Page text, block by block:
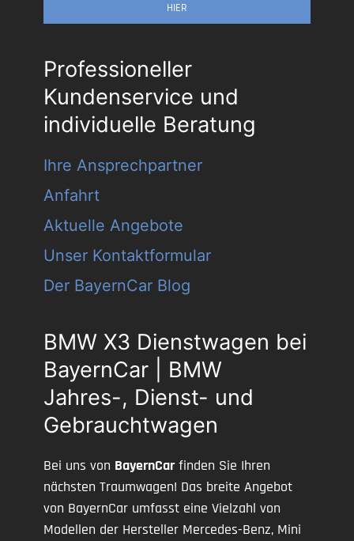
HIER
Professioneller
Kundenservice und
individuelle Beratung
Ihre Ansprechpartner
Anfahrt
Aktuelle Angebote
Unser Kontaktformular
Der BayernCar Blog
BMW X3 Dienstwagen bei
BayernCar | BMW
Jahres-, Dienst- und
Gebrauchtwagen
Bei uns von BayernCar finden Sie Ihren
nächsten Traumwagen! Das breite Angebot
von BayernCar umfasst eine Vielzahl von
Modellen der Hersteller Mercedes-Benz, Mini